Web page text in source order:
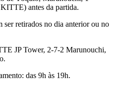
antes da partida.
ser retirados no dia anterior ou no
JP Tower, 2-7-2 Marunouchi,
das 9h às 19h.